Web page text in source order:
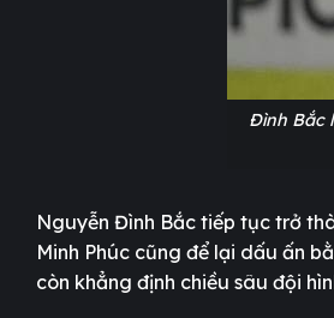
Đình Bắc
Nguyễn Đình Bắc tiếp tục trở
Minh Phúc cũng để lại dấu ấn
còn khẳng định chiều sâu đội